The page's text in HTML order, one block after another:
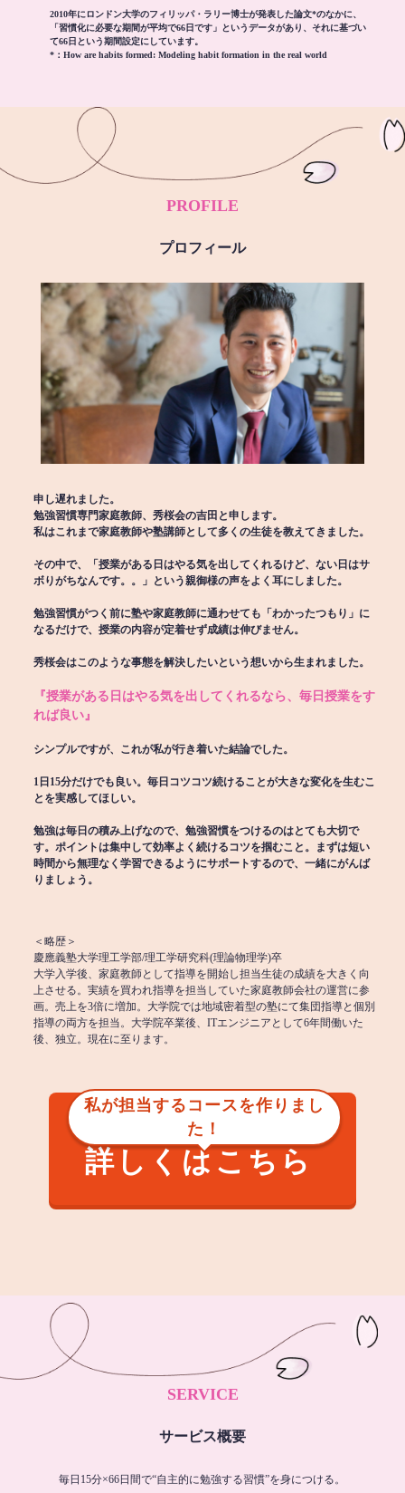
2010年にロンドン大学のフィリッパ・ラリー博士が発表した論文*のなかに、
「習慣化に必要な期間が平均で66日です」というデータがあり、それに基づい
て66日という期間設定にしています。
*： How are habits formed: Modeling habit formation in the real world
PROFILE
プロフィール
申し遅れました。
勉強習慣専門家庭教師、秀桜会の吉田と申します。
私はこれまで家庭教師や塾講師として多くの生徒を教えてきました。
その中で、「授業がある日はやる気を出してくれるけど、ない日はサ
ボりがちなんです。。」という親御様の声をよく耳にしました。
勉強習慣がつく前に塾や家庭教師に通わせても「わかったつもり」に
なるだけで、授業の内容が定着せず成績は伸びません。
秀桜会はこのような事態を解決したいという想いから生まれました。
『授業がある日はやる気を出してくれるなら、毎日授業をす
れば良い』
シンプルですが、これが私が行き着いた結論でした。
1日15分だけでも良い。毎日コツコツ続けることが大きな変化を生むこ
とを実感してほしい。
勉強は毎日の積み上げなので、勉強習慣をつけるのはとても大切で
す。ポイントは集中して効率よく続けるコツを掴むこと。まずは短い
時間から無理なく学習できるようにサポートするので、一緒にがんば
りましょう。
＜略歴＞
慶應義塾大学理工学部/理工学研究科(理論物理学)卒
大学入学後、家庭教師として指導を開始し担当生徒の成績を大きく向
上させる。実績を買われ指導を担当していた家庭教師会社の運営に参
画。売上を3倍に増加。大学院では地域密着型の塾にて集団指導と個別
指導の両方を担当。大学院卒業後、ITエンジニアとして6年間働いた
後、独立。現在に至ります。
私が担当するコースを作りまし
た！
詳しくはこちら
SERVICE
サービス概要
毎日15分×66日間で“自主的に勉強する習慣”を身につける。